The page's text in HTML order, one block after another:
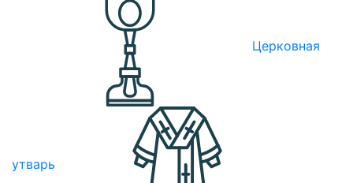
Церковная
утварь